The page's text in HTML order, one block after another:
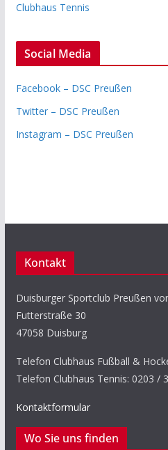
Clubhaus Tennis
Social Media
Facebook – DSC Preußen
Twitter – DSC Preußen
Instagram – DSC Preußen
Kontakt
Duisburger Sportclub Preußen
Futterstraße 30
47058 Duisburg
Telefon Clubhaus Fußball &
Telefon Clubhaus Tennis: 0203 /
Kontaktformular
Wo Sie uns finden